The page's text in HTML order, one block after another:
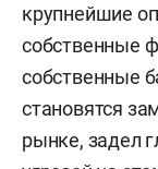
крупнейшие
собственные
собственные
становятся
рынке, задел